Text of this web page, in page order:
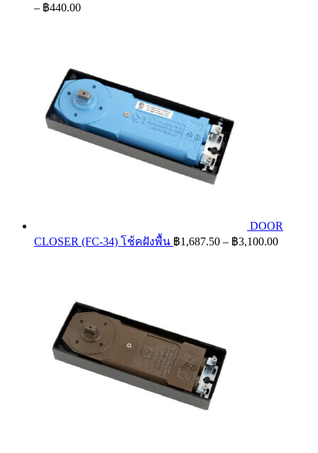
– ฿440.00Price
DOOR
CLOSER (FC-34) โช้คฝังพื้น ฿1,687.50 – ฿3,100.00Price